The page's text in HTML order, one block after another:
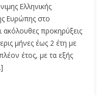
Ελληνικής
Ευρώπης στο
προκηρύξεις
μήνες έως 2 έτη με
έτος, με τα εξής